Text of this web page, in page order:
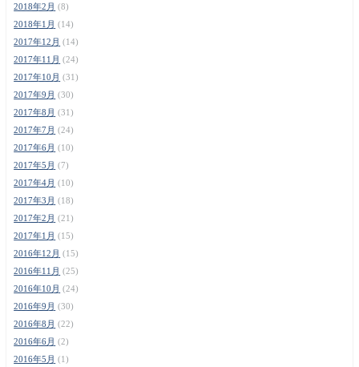
2018年2月 (8)
2018年1月 (14)
2017年12月 (14)
2017年11月 (24)
2017年10月 (31)
2017年9月 (30)
2017年8月 (31)
2017年7月 (24)
2017年6月 (10)
2017年5月 (7)
2017年4月 (10)
2017年3月 (18)
2017年2月 (21)
2017年1月 (15)
2016年12月 (15)
2016年11月 (25)
2016年10月 (24)
2016年9月 (30)
2016年8月 (22)
2016年6月 (2)
2016年5月 (1)